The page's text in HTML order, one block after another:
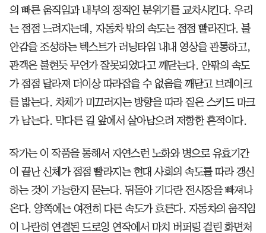
의 빠른 움직임과 내부의 정적인 분위기를 교차시킨다. 우리
는 점점 느려지는데, 자동차 밖의 속도는 점점 빨라진다. 불
안감을 조성하는 텍스트가 러닝타임 내내 영상을 관통하고,
관객은 불현듯 무언가 잘못되었다고 깨닫는다. 안팎의 속도
가 점점 달라져 더이상 따라잡을 수 없음을 깨닫고 브레이크
를 밟는다. 차체가 미끄러지는 방향을 따라 짙은 스키드 마크
가 남는다. 막다른 길 앞에서 살아남으려 저항한 흔적이다.
작가는 이 작품을 통해서 자연스런 노화와 병으로 유효기간
이 끝난 신체가 점점 빨라지는 현대 사회의 속도를 따라 갱신
하는 것이 가능한지 묻는다. 뒤돌아 기다란 전시장을 빠져나
온다. 양쪽에는 여전히 다른 속도가 흐른다. 자동차의 움직임
이 나란히 연결된 드로잉 연작에서 마치 버퍼링 걸린 화면처